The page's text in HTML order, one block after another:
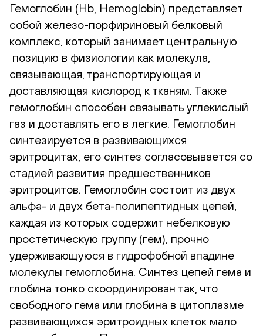
Гемоглобин (Hb, Hemoglobin) представляет
собой железо-порфириновый белковый
комплекс, который занимает центральную
позицию в физиологии как молекула,
связывающая, транспортирующая и
доставляющая кислород к тканям. Также
гемоглобин способен связывать углекислый
газ и доставлять его в легкие. Гемоглобин
синтезируется в развивающихся
эритроцитах, его синтез согласовывается со
стадией развития предшественников
эритроцитов. Гемоглобин состоит из двух
альфа- и двух бета-полипептидных цепей,
каждая из которых содержит небелковую
простетическую группу (гем), прочно
удерживающуюся в гидрофобной впадине
молекулы гемоглобина. Синтез цепей гема и
глобина тонко скоординирован так, что
свободного гема или глобина в цитоплазме
развивающихся эритроидных клеток мало